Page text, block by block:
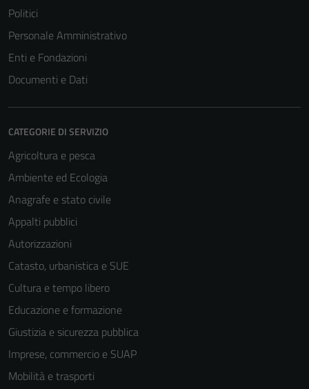
Politici
Personale Amministrativo
Enti e Fondazioni
Documenti e Dati
CATEGORIE DI SERVIZIO
Agricoltura e pesca
Ambiente ed Ecologia
Anagrafe e stato civile
Appalti pubblici
Autorizzazioni
Catasto, urbanistica e SUE
Cultura e tempo libero
Educazione e formazione
Giustizia e sicurezza pubblica
Imprese, commercio e SUAP
Mobilità e trasporti